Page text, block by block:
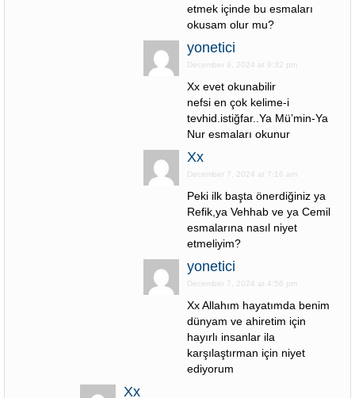
etmek içinde bu esmaları
okusam olur mu?
yonetici
December 9, 2024 at 9:32 pm
Xx evet okunabilir
nefsi en çok kelime-i
tevhid.istiğfar..Ya Mü’min-Ya
Nur esmaları okunur
Xx
December 7, 2024 at 7:16 am
Peki ilk başta önerdiğiniz ya
Refik,ya Vehhab ve ya Cemil
esmalarına nasıl niyet
etmeliyim?
yonetici
December 7, 2024 at 4:56 pm
Xx Allahım hayatımda benim
dünyam ve ahiretim için
hayırlı insanlar ila
karşılaştırman için niyet
ediyorum
Xx